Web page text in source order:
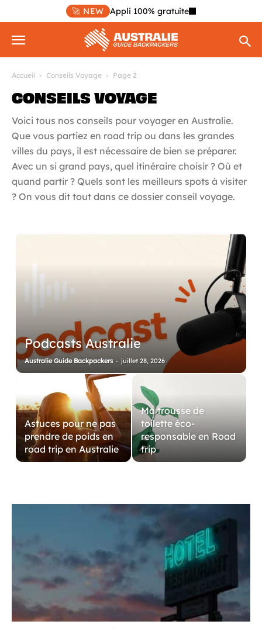
🚀 NEW Appli 100% gratuite
Accueil Conseils Voyage Page 2
CONSEILS VOYAGE
Voici tous nos conseils pour voyager en Australie.
Que vous partiez en road trip ou dans les grandes
villes du pays, il est nécessaire de bien se préparer.
Avec un si grand pays, quel itinéraire choisir ? Où et
quand partir ? Quels sont les meilleurs spots à visiter
? On vous dit tout dans ce dossier conseil voyage.
Podcasts Australie
Australie Guide Backpackers - juillet 28, 2026
Astuces pour ne pas
prendre de poids en
road trip en Australie
Ma trousse de
toilette éco-
responsable en Road
trip